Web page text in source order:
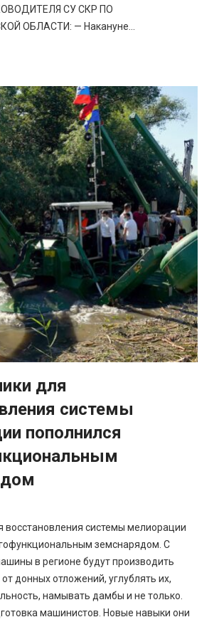
СУ СКР ПО
ОБЛАСТИ: — Накануне...
для
системы
пополнился
восстановления системы мелиорации
земснарядом. С
в регионе будут производить
донных отложений, углублять их,
намывать дамбы и не только.
машинистов. Новые навыки они